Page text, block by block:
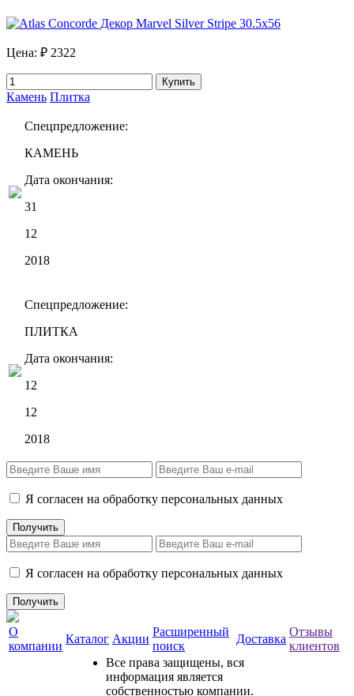
Цена: ₽ 2322
Купить
Камень Плитка
Спецпредложение:
КАМЕНЬ
Дата окончания:
31
12
2018
Спецпредложение:
ПЛИТКА
Дата окончания:
12
12
2018
Я согласен на обработку персональных данных
Я согласен на обработку персональных данных
О
компании
Каталог Акции
Расширенный
поиск
Доставка
Отзывы
клиентов
Все права защищены, вся
информация является
собственностью компании.